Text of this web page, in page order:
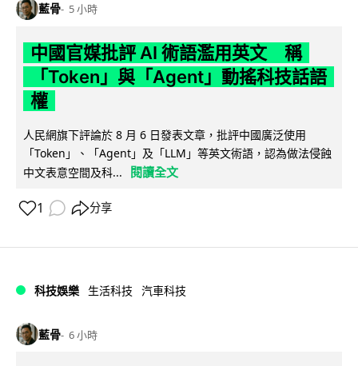
藍骨 5 小時
中國官媒批評 AI 術語濫用英文 稱
「Token」與「Agent」動搖科技話語
權
人民網旗下評論於 8 月 6 日發表文章，批評中國廣泛使用
「Token」、「Agent」及「LLM」等英文術語，認為做法侵蝕
中文表意空間及科...
閱讀全文
1 分享
科技娛樂 生活科技 汽車科技
藍骨 6 小時